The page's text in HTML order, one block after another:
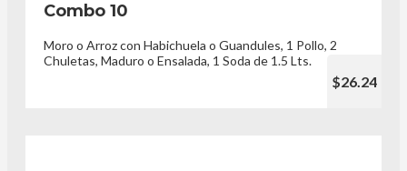
Combo 10
Moro o Arroz con Habichuela o Guandules, 1 Pollo, 2
Chuletas, Maduro o Ensalada, 1 Soda de 1.5 Lts.
$26.24